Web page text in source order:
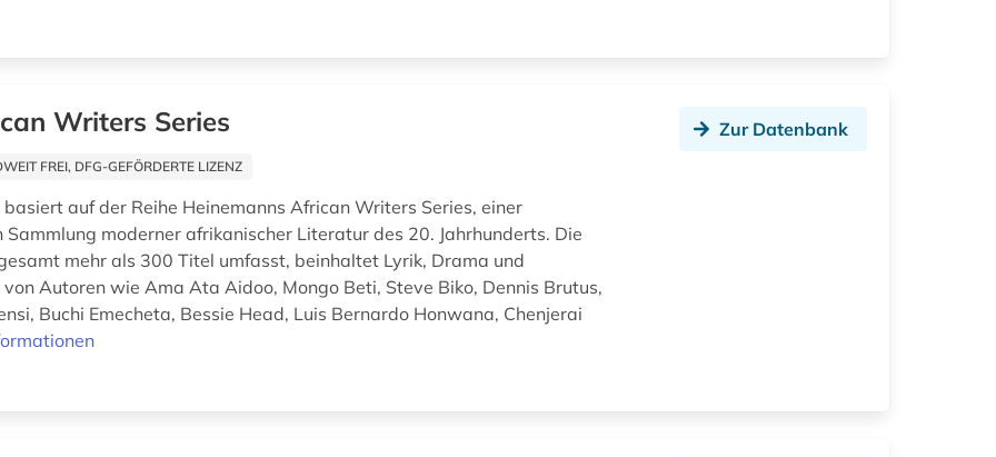
Writers Series
FREI, DFG-GEFÖRDERTE LIZENZ
auf der Reihe Heinemanns African Writers Series, einer
Sammlung moderner afrikanischer Literatur des 20. Jahrhunderts. Die
mehr als 300 Titel umfasst, beinhaltet Lyrik, Drama und
Autoren wie Ama Ata Aidoo, Mongo Beti, Steve Biko, Dennis Brutus,
Buchi Emecheta, Bessie Head, Luis Bernardo Honwana, Chenjerai
Zur Datenbank